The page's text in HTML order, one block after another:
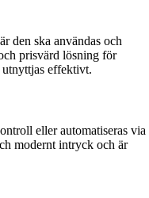
den ska användas och
prisvärd lösning för
effektivt.
eller automatiseras via
modernt intryck och är